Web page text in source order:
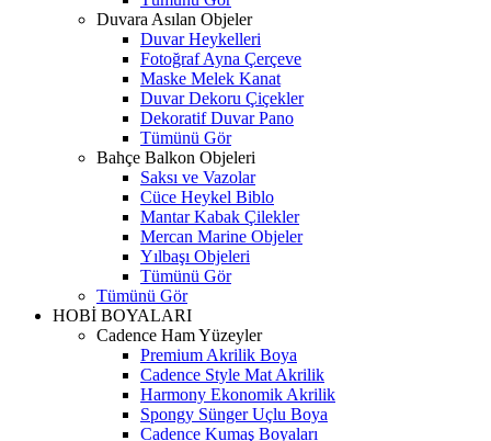
Duvara Asılan Objeler
Duvar Heykelleri
Fotoğraf Ayna Çerçeve
Maske Melek Kanat
Duvar Dekoru Çiçekler
Dekoratif Duvar Pano
Tümünü Gör
Bahçe Balkon Objeleri
Saksı ve Vazolar
Cüce Heykel Biblo
Mantar Kabak Çilekler
Mercan Marine Objeler
Yılbaşı Objeleri
Tümünü Gör
Tümünü Gör
HOBİ BOYALARI
Cadence Ham Yüzeyler
Premium Akrilik Boya
Cadence Style Mat Akrilik
Harmony Ekonomik Akrilik
Spongy Sünger Uçlu Boya
Cadence Kumaş Boyaları